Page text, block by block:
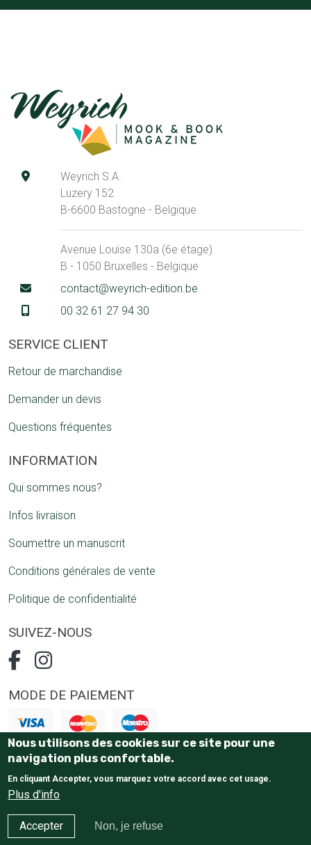
Weyrich S.A.
Luzery 152
B-6600 Bastogne - Belgique
Avenue Louise 130a (6e étage)
B - 1050 Bruxelles - Belgique
contact@weyrich-edition.be
00 32 61 27 94 30
SERVICE CLIENT
Retour de marchandise
Demander un devis
Questions fréquentes
INFORMATION
Qui sommes nous?
Infos livraison
Soumettre un manuscrit
Conditions générales de vente
Politique de confidentialité
SUIVEZ-NOUS
MODE DE PAIEMENT
Paiement 100% sécurisé
E-Commerce website
Nous utilisons des cookies sur ce site pour une
navigation plus confortable.
En cliquant Accepter, vous marquez votre accord avec cet usage.
Plus d'info
Accepter Non, je refuse